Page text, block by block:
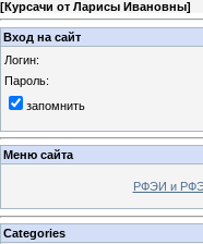
[Курсачи от Ларисы Ивановны]
Вход на сайт
Логин:
Пароль:
запомнить
Меню сайта
РФЭИ и
Categories